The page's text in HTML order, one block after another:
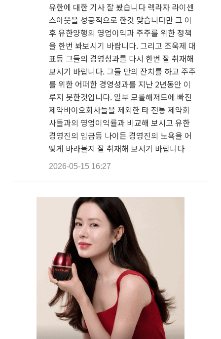
유한에 대한 기사 잘 봤습니다 렉라자 라이센
스아웃을 성공적으로 한것 맞습니다만 그 이
후 유한양행의 영업이익과 주주를 위한 정책
을 한번 봐보시기 바랍니다. 그리고 조욱제 대
표등 그들의 경영성과를 다시 한번 잘 취재해
보시기 바랍니다. 그들 만의 잔치를 하고 주주
를 위한 어떠한 경영성과를 지난 2년동안 이
루지 못한것입니다. 일부 모롤해저드에 빠진
제약바이오회사들을 제외한 타 전통 제약회
사들과의 영업이익률과 비교해 보시고 유한
경영진의 임금등 나이든 경영진의 노욕을 어
떻게 바라볼지 잘 취재해 보시기 바랍니다
2026-05-15 16:27